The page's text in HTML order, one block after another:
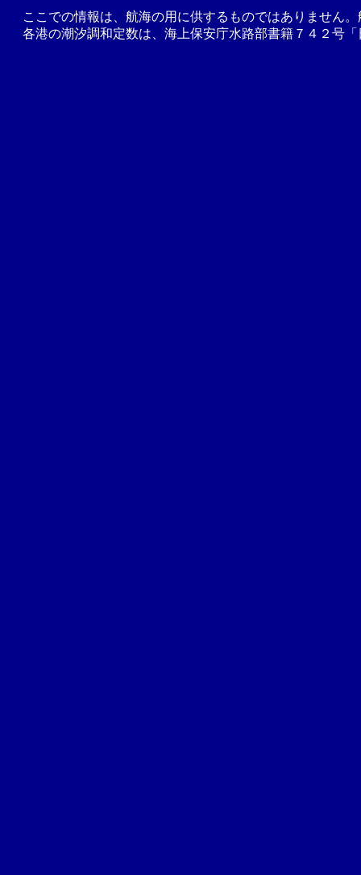
ここでの情報は、航海の用に供するものではありません
各港の潮汐調和定数は、海上保安庁水路部書籍７４２号